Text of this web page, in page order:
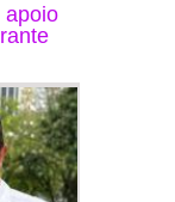
apoio